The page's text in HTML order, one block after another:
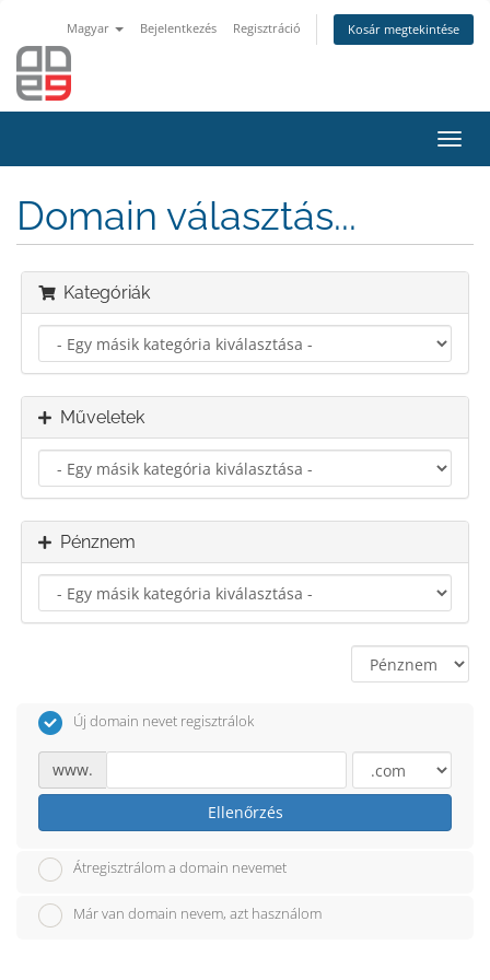
Magyar Bejelentkezés Regisztráció Kosár megtekintése
a
Domain választás...
Kategóriák
Műveletek
Pénznem
Új domain nevet regisztrálok
www.
Ellenőrzés
Átregisztrálom a domain nevemet
Már van domain nevem, azt használom